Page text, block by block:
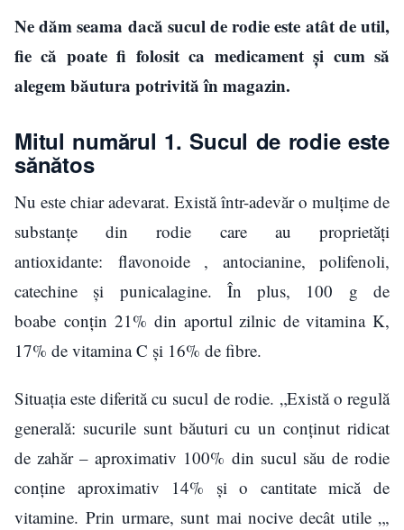
Ne dăm seama dacă sucul de rodie este atât de util,
fie că poate fi folosit ca medicament și cum să
alegem băutura potrivită în magazin.
Mitul numărul 1. Sucul de rodie este
sănătos
Nu este chiar adevarat. Există într-adevăr o mulțime de
substanțe din rodie care au proprietăți
antioxidante: flavonoide , antocianine, polifenoli,
catechine și punicalagine. În plus, 100 g de
boabe conțin 21% din aportul zilnic de vitamina K,
17% de vitamina C și 16% de fibre.
Situația este diferită cu sucul de rodie. „Există o regulă
generală: sucurile sunt băuturi cu un conținut ridicat
de zahăr – aproximativ 100% din sucul său de rodie
conține aproximativ 14% și o cantitate mică de
vitamine. Prin urmare, sunt mai nocive decât utile „,